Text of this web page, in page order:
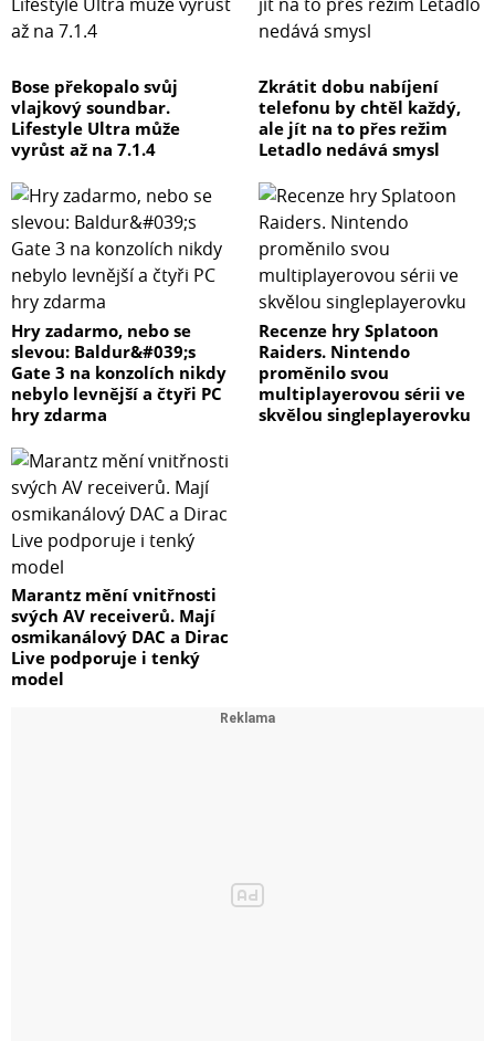
Bose překopalo svůj
vlajkový soundbar.
Lifestyle Ultra může
vyrůst až na 7.1.4
Zkrátit dobu nabíjení
telefonu by chtěl každý,
ale jít na to přes režim
Letadlo nedává smysl
Hry zadarmo, nebo se
slevou: Baldur&#039;s
Gate 3 na konzolích nikdy
nebylo levnější a čtyři PC
hry zdarma
Recenze hry Splatoon
Raiders. Nintendo
proměnilo svou
multiplayerovou sérii ve
skvělou singleplayerovku
Marantz mění vnitřnosti
svých AV receiverů. Mají
osmikanálový DAC a Dirac
Live podporuje i tenký
model